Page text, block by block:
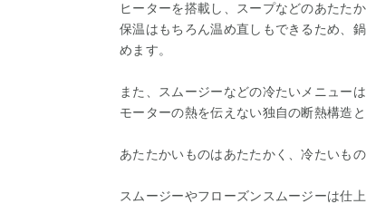
ヒーターを搭載し、スープなどのあたた
保温はもちろん温め直しもできるため、
めます。
また、スムージーなどの冷たいメニューは
モーターの熱を伝えない独自の断熱構造
あたたかいものはあたたかく、冷たいも
スムージーやフローズンスムージーは仕